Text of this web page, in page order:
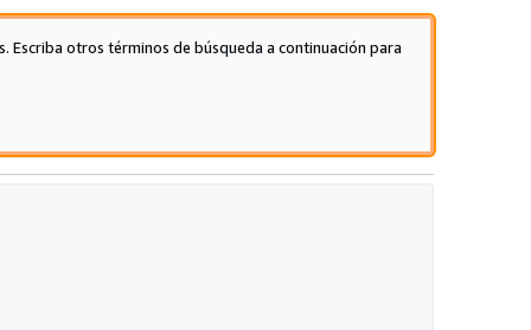
5
de
otros términos de búsqueda a continuación para